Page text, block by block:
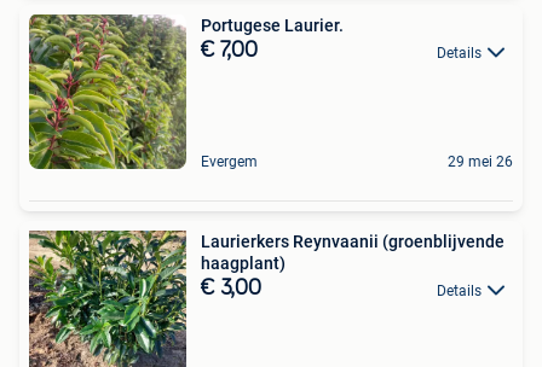
Portugese Laurier.
€ 7,00 Details
Evergem 29 mei 26
Laurierkers Reynvaanii (groenblijvende
haagplant)
€ 3,00 Details